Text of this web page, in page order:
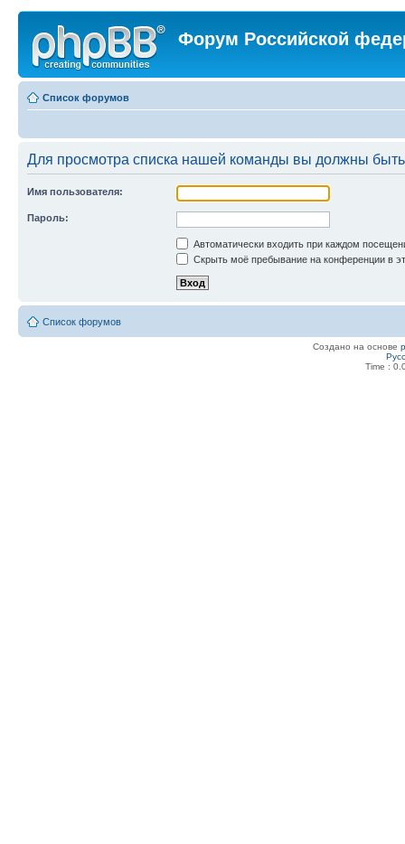
Форум Российской
Список форумов
Для просмотра списка нашей команды вы должны
Имя пользователя:
Пароль:
Автоматически входить при каждом
Скрыть моё пребывание на конференции в
Список форумов
Создано на основе
Time :